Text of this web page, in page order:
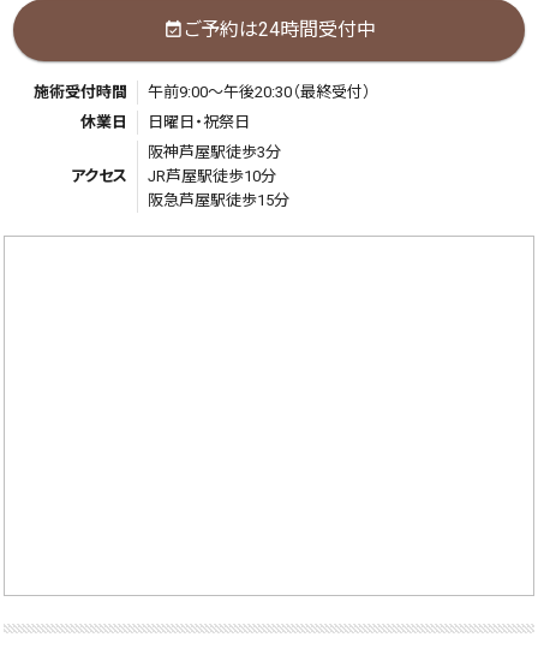
event_available ご予約は24時間受付中
施術受付時間
午前9:00～午後20:30（最終受付）
休業日
日曜日・祝祭日
アクセス
阪神芦屋駅徒歩3分
JR芦屋駅徒歩10分
阪急芦屋駅徒歩15分